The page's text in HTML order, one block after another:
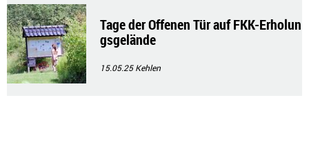
Tage der Offenen Tür auf FKK-Erholun
gsgelände
15.05.25Kehlen